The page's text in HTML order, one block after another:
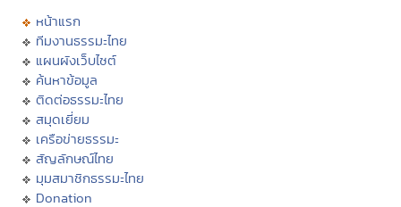
หน้าแรก
ทีมงานธรรมะไทย
แผนผังเว็บไซต์
ค้นหาข้อมูล
ติดต่อธรรมะไทย
สมุดเยี่ยม
เครือข่ายธรรมะ
สัญลักษณ์ไทย
มุมสมาชิกธรรมะไทย
Donation